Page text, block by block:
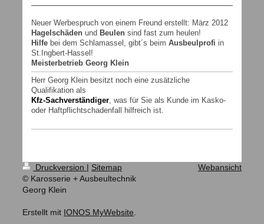
Neuer Werbespruch von einem Freund erstellt: März 2012
Hagelschäden und Beulen sind fast zum heulen!
Hilfe bei dem Schlamassel, gibt´s beim Ausbeulprofi in
St.Ingbert-Hassel!
Meisterbetrieb Georg Klein
Herr Georg Klein besitzt noch eine zusätzliche
Qualifikation als
Kfz-Sachverständiger , was für Sie als Kunde im Kasko-
oder Haftpflichtschadenfall hilfreich ist.
Druckversion | Sitemap
© Karosserie + Ausbeultechnik
Georg Klein
Erstellt mit IONOS MyWebsite
Webansicht